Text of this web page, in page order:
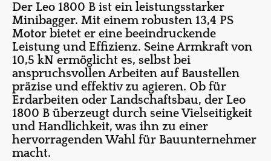
Der Leo 1800 B ist ein leistungsstarker
Minibagger. Mit einem robusten 13,4 PS
Motor bietet er eine beeindruckende
Leistung und Effizienz. Seine Armkraft von
10,5 kN ermöglicht es, selbst bei
anspruchsvollen Arbeiten auf Baustellen
präzise und effektiv zu agieren. Ob für
Erdarbeiten oder Landschaftsbau, der Leo
1800 B überzeugt durch seine Vielseitigkeit
und Handlichkeit, was ihn zu einer
hervorragenden Wahl für Bauunternehmer
macht.